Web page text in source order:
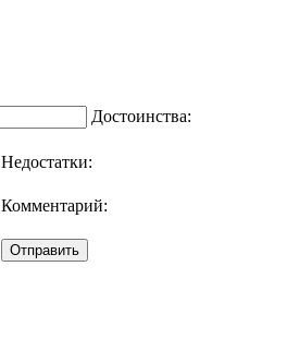
Достоинства:
Недостатки:
Комментарий: